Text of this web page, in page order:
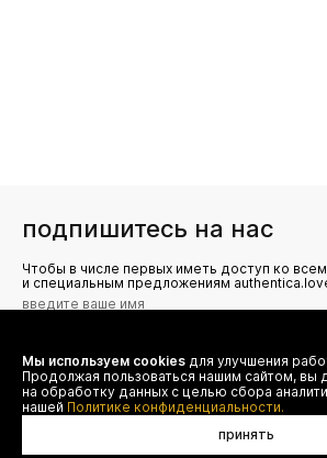
подпишитесь на нас
Чтобы в числе первых иметь доступ ко
и специальным предложениям
Я даю согласие на сбор, обработку и
персональных данных (имя, email,
рекламных и информационных
Юнайтед', а также ознакомлен(а) с
Политикой конфиденциальности
Мы используем cookies для улучшения
Продолжая пользоваться нашим сайтом, вы
на обработку данных с целью сбора
нашей Политике конфиденциальности.
принять